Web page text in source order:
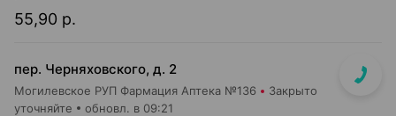
55,90 р.
пер. Черняховского, д. 2
Могилевское РУП Фармация Аптека №136 Закрыто
уточняйте обновл. в 09:21